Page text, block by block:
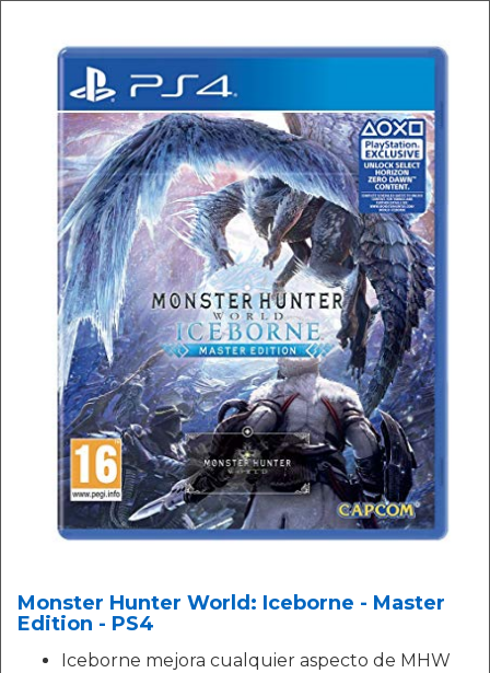
Monster Hunter World: Iceborne - Master
Edition - PS4
Iceborne mejora cualquier aspecto de MHW